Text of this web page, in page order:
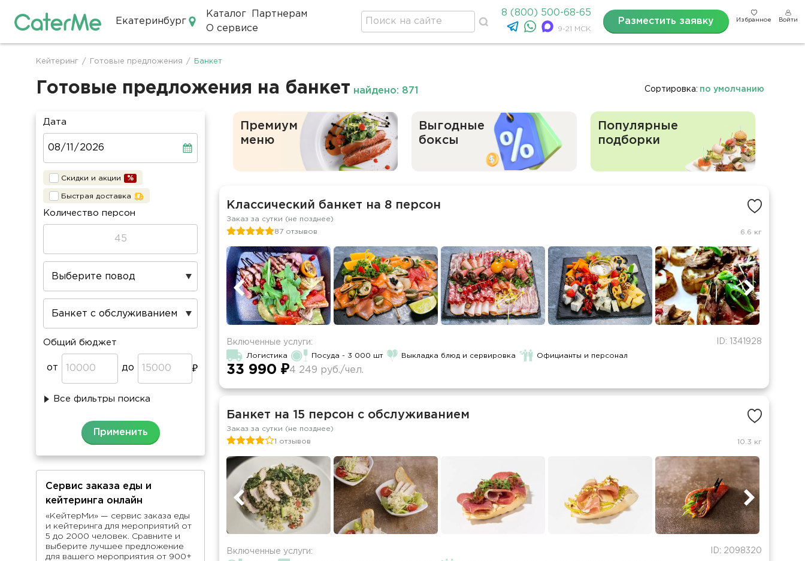
Екатеринбург
Каталог
Партнерам
О сервисе
8 (800) 500-68-65
9-21 МСК
Разместить заявку Избранное Войти
Строка
навигации
Кейтеринг / Готовые предложения / Банкет
Готовые предложения на банкет найдено: 871 Сортировка: по умолчанию
Дата
Скидки и акции
Быстрая доставка
Количество персон
Общий бюджет
от до
Все фильтры поиска
Сервис заказа еды и
кейтеринга онлайн
«КейтерМи» — сервис заказа еды
и кейтеринга для мероприятий от
5 до 2000 человек. Сравните и
выберите лучшее предложение
для вашего мероприятия от 900+
Премиум
меню
Выгодные
боксы
Популярные
подборки
Классический банкет на 8 персон
Заказ за сутки (не позднее)
87 отзывов
6.6 кг
ID: 1341928
Включенные услуги:
Логистика Посуда - 3 000 шт Выкладка блюд и сервировка Официанты и персонал
33 990 ₽4 249 руб./чел.
Банкет на 15 персон с обслуживанием
Заказ за сутки (не позднее)
1 отзывов
10.3 кг
ID: 2098320
Включенные услуги: